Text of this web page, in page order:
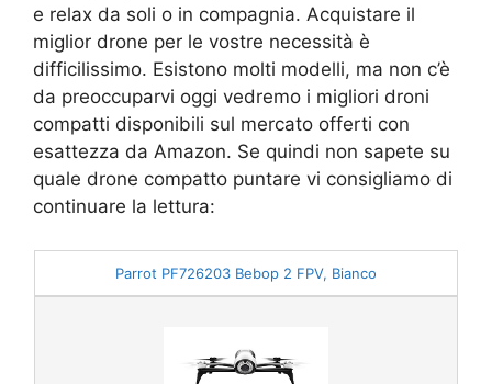
e relax da soli o in compagnia. Acquistare il
miglior drone per le vostre necessità è
difficilissimo. Esistono molti modelli, ma non c’è
da preoccuparvi oggi vedremo i migliori droni
compatti disponibili sul mercato offerti con
esattezza da Amazon. Se quindi non sapete su
quale drone compatto puntare vi consigliamo di
continuare la lettura:
Parrot PF726203 Bebop 2 FPV, Bianco